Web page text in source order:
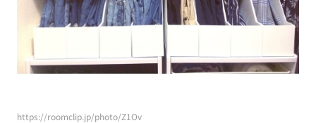
https://roomclip.jp/photo/Z1Ov